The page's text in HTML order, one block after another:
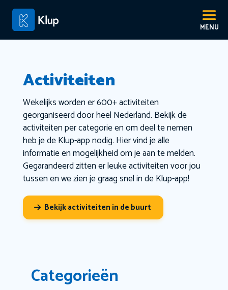
Activiteiten
Wekelijks worden er 600+ activiteiten
georganiseerd door heel Nederland. Bekijk de
activiteiten per categorie en om deel te nemen
heb je de Klup-app nodig. Hier vind je alle
informatie en mogelijkheid om je aan te melden.
Gegarandeerd zitten er leuke activiteiten voor jou
tussen en we zien je graag snel in de Klup-app!
Bekijk activiteiten in de buurt
Categorieën